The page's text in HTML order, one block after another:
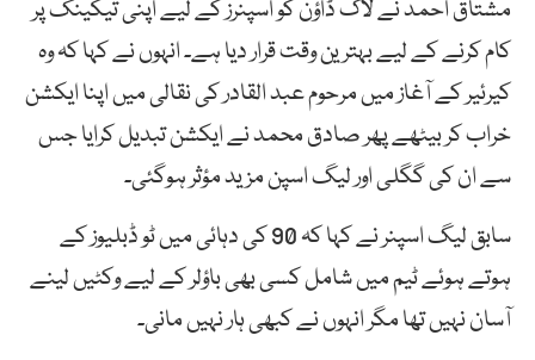
مشتاق احمد نے لاک ڈاؤن کو اسپنرز کے لیے اپنی تیکینک پر
کام کرنے کے لیے بہترین وقت قرار دیا ہے۔ انہوں نے کہا کہ وہ
کیرئیر کے آغاز میں مرحوم عبد القادر کی نقالی میں اپنا ایکشن
خراب کر بیٹھے پھر صادق محمد نے ایکشن تبدیل کرایا جس
سے ان کی گگلی اور لیگ اسپن مزید مؤثر ہوگئی۔
سابق لیگ اسپنر نے کہا کہ 90 کی دہائی میں ٹو ڈبلیوز کے
ہوتے ہوئے ٹیم میں شامل کسی بھی باؤلر کے لیے وکٹیں لینے
آسان نہیں تھا مگر انہوں نے کبھی ہار نہیں مانی۔